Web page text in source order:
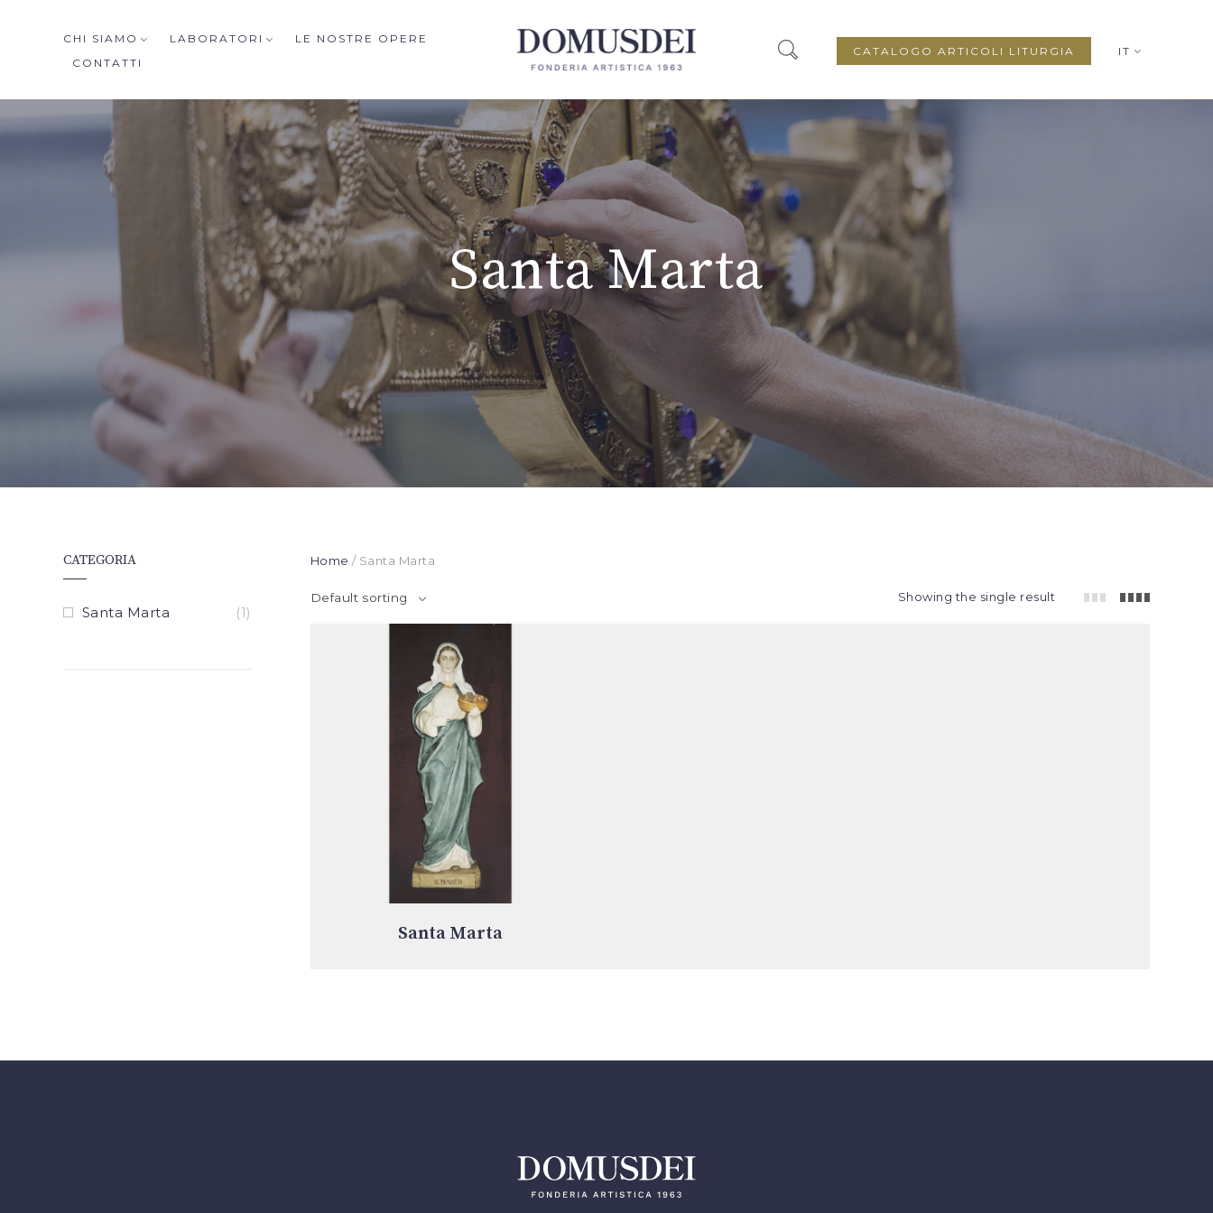
CHI SIAMO LABORATORI
LE NOSTRE OPERE
CONTATTI
IT
CATALOGO ARTICOLI LITURGIA
Santa Marta
Home / Santa Marta
Showing the single result
Default sorting
Santa Marta
CATEGORIA
Santa Marta (1)